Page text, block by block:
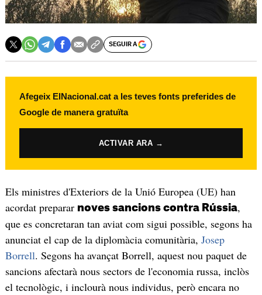
SEGUIR A
Afegeix ElNacional.cat a les teves fonts preferides de
Google de manera gratuïta
ACTIVAR ARA →
Els ministres d'Exteriors de la Unió Europea (UE) han
acordat preparar noves sancions contra Rússia,
que es concretaran tan aviat com sigui possible, segons ha
anunciat el cap de la diplomàcia comunitària, Josep
Borrell. Segons ha avançat Borrell, aquest nou paquet de
sancions afectarà nous sectors de l'economia russa, inclòs
el tecnològic, i inclourà nous individus, però encara no